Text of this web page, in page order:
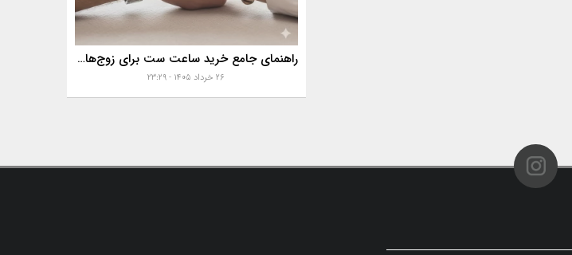
راهنمای جامع خرید ساعت ست برای زوج‌های موفق
۲۶ خرداد ۱۴۰۵ - ۲۳:۲۹